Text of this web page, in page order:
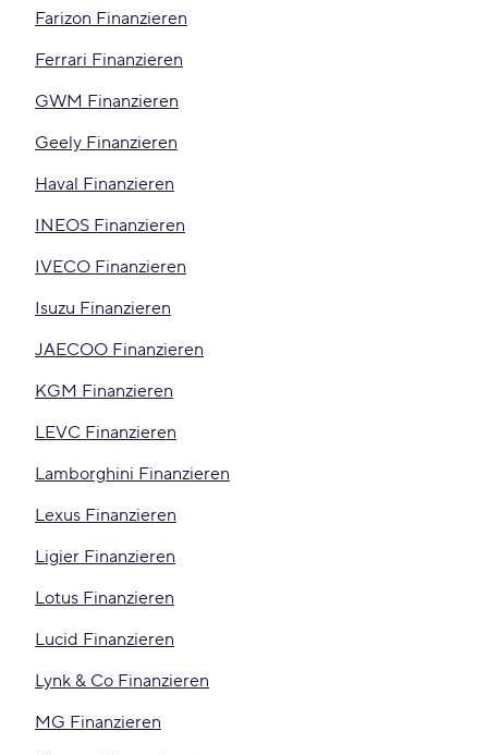
Farizon Finanzieren
Ferrari Finanzieren
GWM Finanzieren
Geely Finanzieren
Haval Finanzieren
INEOS Finanzieren
IVECO Finanzieren
Isuzu Finanzieren
JAECOO Finanzieren
KGM Finanzieren
LEVC Finanzieren
Lamborghini Finanzieren
Lexus Finanzieren
Ligier Finanzieren
Lotus Finanzieren
Lucid Finanzieren
Lynk & Co Finanzieren
MG Finanzieren